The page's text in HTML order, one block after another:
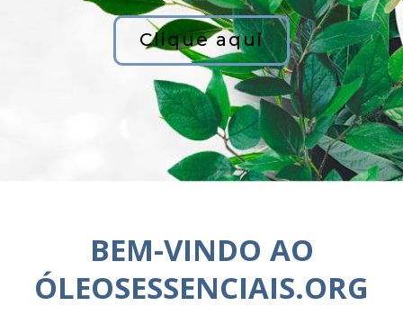
Clique aqui
BEM-VINDO AO
ÓLEOSESSENCIAIS.ORG